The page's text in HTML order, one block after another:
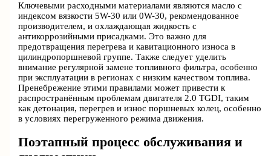
Ключевыми расходными материалами являются масло с
индексом вязкости 5W-30 или 0W-30, рекомендованное
производителем, и охлаждающая жидкость с
антикоррозийными присадками. Это важно для
предотвращения перегрева и кавитационного износа в
цилиндропоршневой группе. Также следует уделить
внимание регулярной замене топливного фильтра, особенно
при эксплуатации в регионах с низким качеством топлива.
Пренебрежение этими правилами может привести к
распространённым проблемам двигателя 2.0 TGDI, таким
как детонация, перегрев и износ поршневых колец, особенно
в условиях перегруженного режима движения.
Поэтапный процесс обслуживания и